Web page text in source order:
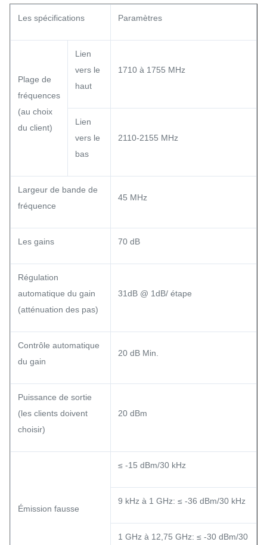
Les spécifications Paramètres
Plage de
fréquences
(au choix
du client)
Lien
vers le
haut
1710 à 1755 MHz
Lien
vers le
bas
2110-2155 MHz
Largeur de bande de
fréquence
45 MHz
Les gains 70 dB
Régulation
automatique du gain
(atténuation des pas)
31dB @ 1dB/ étape
Contrôle automatique
du gain
20 dB Min.
Puissance de sortie
(les clients doivent
choisir)
20 dBm
Émission fausse
≤ -15 dBm/30 kHz
9 kHz à 1 GHz: ≤ -36 dBm/30 kHz
1 GHz à 12,75 GHz: ≤ -30 dBm/30